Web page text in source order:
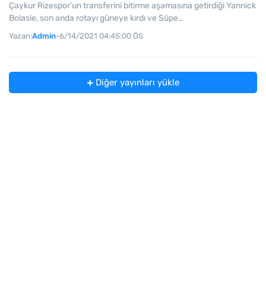
Çaykur Rizespor'un transferini bitirme aşamasına getirdiği Yannick
Bolasie, son anda rotayı güneye kırdı ve Süpe…
Yazan:Admin-6/14/2021 04:45:00 ÖS
Diğer yayınları yükle